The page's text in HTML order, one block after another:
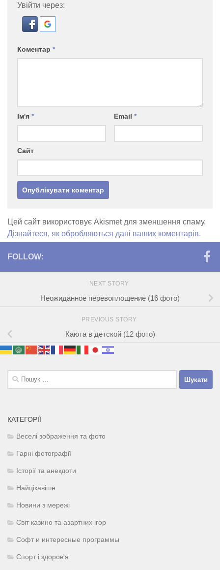
Увійти через:
Коментар *
Ім'я * Email *
Сайт
Цей сайт використовує Akismet для зменшення спаму.
Дізнайтеся, як обробляються дані ваших коментарів.
FOLLOW:
NEXT STORY
Неожиданное перевоплощение (16 фото)
PREVIOUS STORY
Каюта в детской (12 фото)
Пошук:
КАТЕГОРІЇ
Веселі зображення та фото
Гарні фотографії
Історії та анекдоти
Найцікавіше
Новини з мережі
Світ казино та азартних ігор
Софт и интересные программы
Спорт і здоров'я